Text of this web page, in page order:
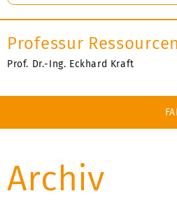
Professur
Prof. Dr.-Ing. Eckhard Kraft
Archiv